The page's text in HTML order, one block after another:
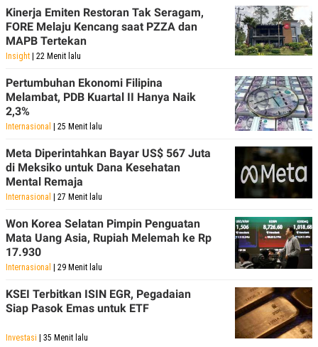
Kinerja Emiten Restoran Tak Seragam,
FORE Melaju Kencang saat PZZA dan
MAPB Tertekan
Insight | 22 Menit lalu
Pertumbuhan Ekonomi Filipina
Melambat, PDB Kuartal II Hanya Naik
2,3%
Internasional | 25 Menit lalu
Meta Diperintahkan Bayar US$ 567 Juta
di Meksiko untuk Dana Kesehatan
Mental Remaja
Internasional | 27 Menit lalu
Won Korea Selatan Pimpin Penguatan
Mata Uang Asia, Rupiah Melemah ke Rp
17.930
Internasional | 29 Menit lalu
KSEI Terbitkan ISIN EGR, Pegadaian
Siap Pasok Emas untuk ETF
Investasi | 35 Menit lalu